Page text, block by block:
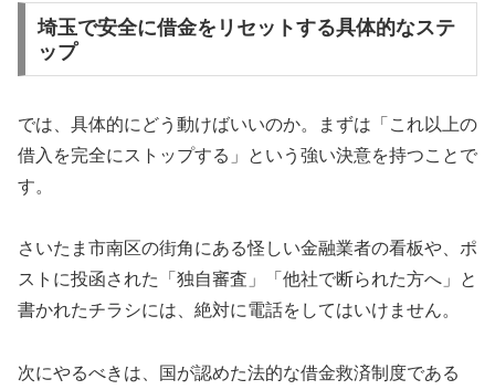
埼玉で安全に借金をリセットする具体的なステ
ップ
では、具体的にどう動けばいいのか。まずは「これ以上の
借入を完全にストップする」という強い決意を持つことで
す。
さいたま市南区の街角にある怪しい金融業者の看板や、ポ
ストに投函された「独自審査」「他社で断られた方へ」と
書かれたチラシには、絶対に電話をしてはいけません。
次にやるべきは、国が認めた法的な借金救済制度である